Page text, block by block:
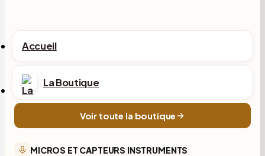
Accueil
La Boutique
Voir toute la boutique
MICROS ET CAPTEURS INSTRUMENTS